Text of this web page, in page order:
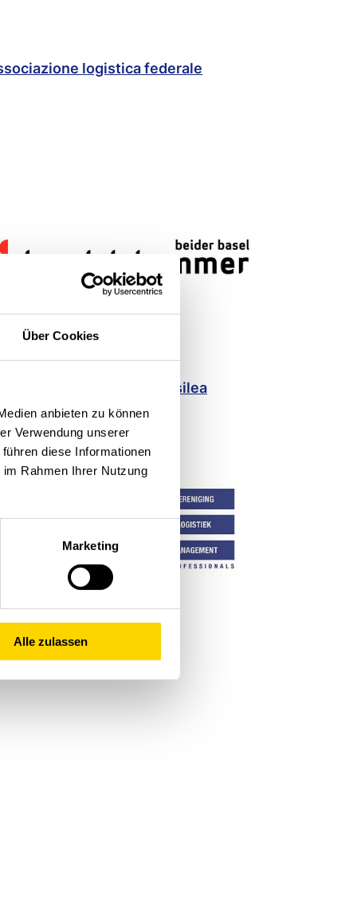
Über Cookies
anbieten zu können
Verwendung unserer
diese Informationen
Rahmen Ihrer Nutzung
Marketing
Alle zulassen
logistica federale
di Commercio di Basilea